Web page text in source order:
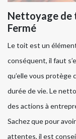
Nettoyage de
Fermé
Le toit est un
conséquent, il faut
qu’elle vous protège
durée de vie. Le
des actions à
Sachez que pour
attentes, il est